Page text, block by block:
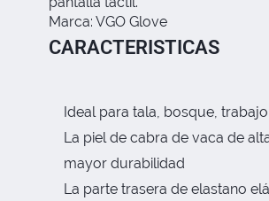
Marca: VGO Glove
CARACTERISTICAS
Ideal para tala, bosque,
La piel de cabra de vaca de
mayor durabilidad
La parte trasera de elastano